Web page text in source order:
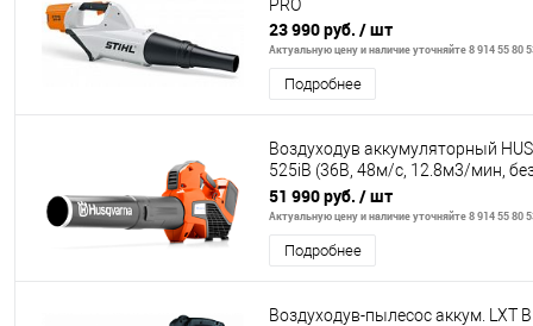
PRO
23 990 руб. / шт
Актуальную цену и наличие уточняйте 8 914 55 80
Подробнее
Воздуходув аккумуляторный
525iB (36В, 48м/с, 12.8м3/мин,
аккумулятора и ЗУ)
51 990 руб. / шт
Актуальную цену и наличие уточняйте 8 914 55 80
Подробнее
Воздуходув-пылесос аккум. LXT